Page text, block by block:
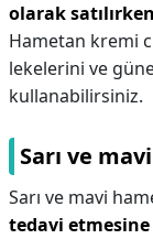
olarak
Hametan kremi
lekelerini ve
kullanabilirsiniz.
Sarı ve
Sarı ve mavi
tedavi etmesine